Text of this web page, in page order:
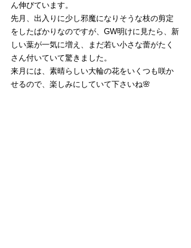
ん伸びています。
先月、出入りに少し邪魔になりそうな枝の剪定
をしたばかりなのですが、GW明けに見たら、新
しい葉が一気に増え、まだ若い小さな蕾がたく
さん付いていて驚きました。
来月には、素晴らしい大輪の花をいくつも咲か
せるので、楽しみにしていて下さいね🌸